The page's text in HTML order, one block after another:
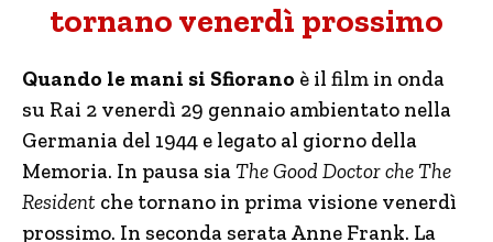
tornano venerdì prossimo
Quando le mani si Sfiorano è il film in onda
su Rai 2 venerdì 29 gennaio ambientato nella
Germania del 1944 e legato al giorno della
Memoria. In pausa siaThe Good Doctor che The
Resident che tornano in prima visione venerdì
prossimo. In seconda serata Anne Frank. La